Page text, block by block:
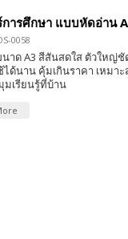
การศึกษา แบบหัดอ่าน
0058
นาด A3 สีสันสดใส ตัวใหญ่
ด้นาน คุ้มเกินราคา เหมา
เรียนรู้ที่บ้าน